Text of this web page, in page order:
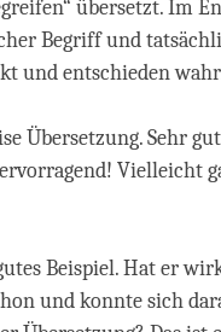
übersetzt. Im
Begriff und
und entschieden
Übersetzung. Sehr
Vielleicht
Beispiel. Hat er
und konnte sich